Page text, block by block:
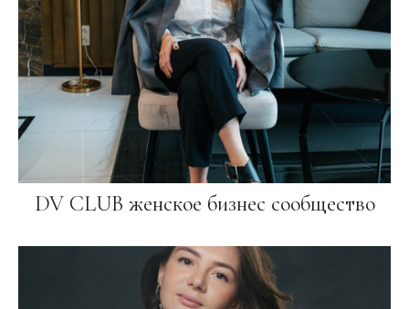
DV CLUB женское бизнес сообщество